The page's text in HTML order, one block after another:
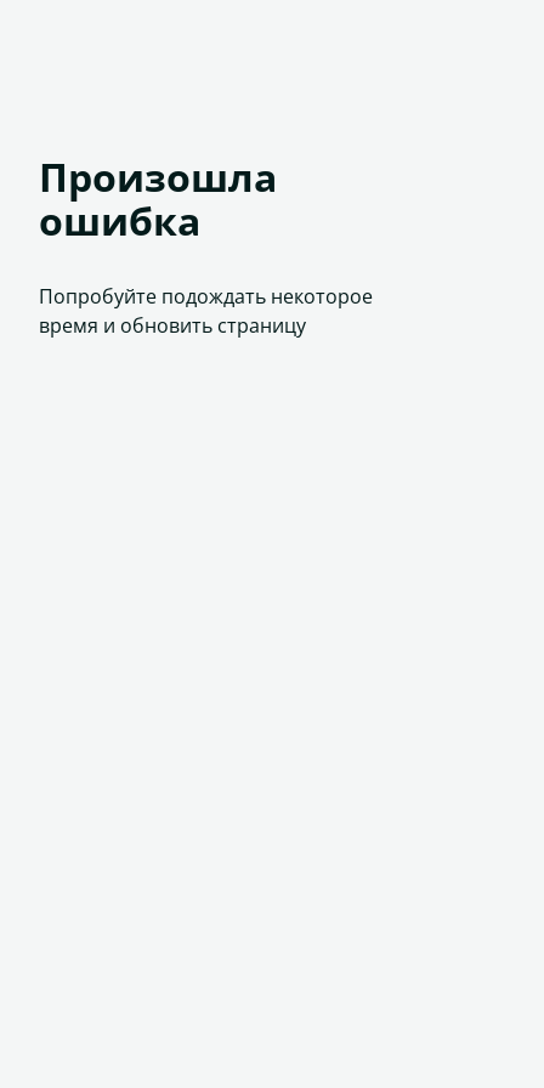
Произошла
ошибка
Попробуйте подождать некоторое
время и обновить страницу